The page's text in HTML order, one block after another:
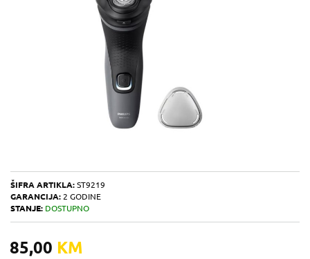
ŠIFRA ARTIKLA: ST9219
GARANCIJA: 2 GODINE
STANJE: DOSTUPNO
85,00 KM